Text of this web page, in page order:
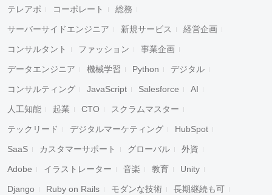
テレアポ コーポレート 総務
サーバーサイドエンジニア 新規サービス 経営企画
コンサルタント ファッション 事業企画
データエンジニア 機械学習 Python デジタル
コンサルティング JavaScript Salesforce AI
人工知能 起業 CTO スクラムマスター
テックリード デジタルマーケティング HubSpot
SaaS カスタマーサポート グローバル 外資
Adobe イラストレーター 音楽 教育 Unity
Django Ruby on Rails モダンな技術 長期継続も可